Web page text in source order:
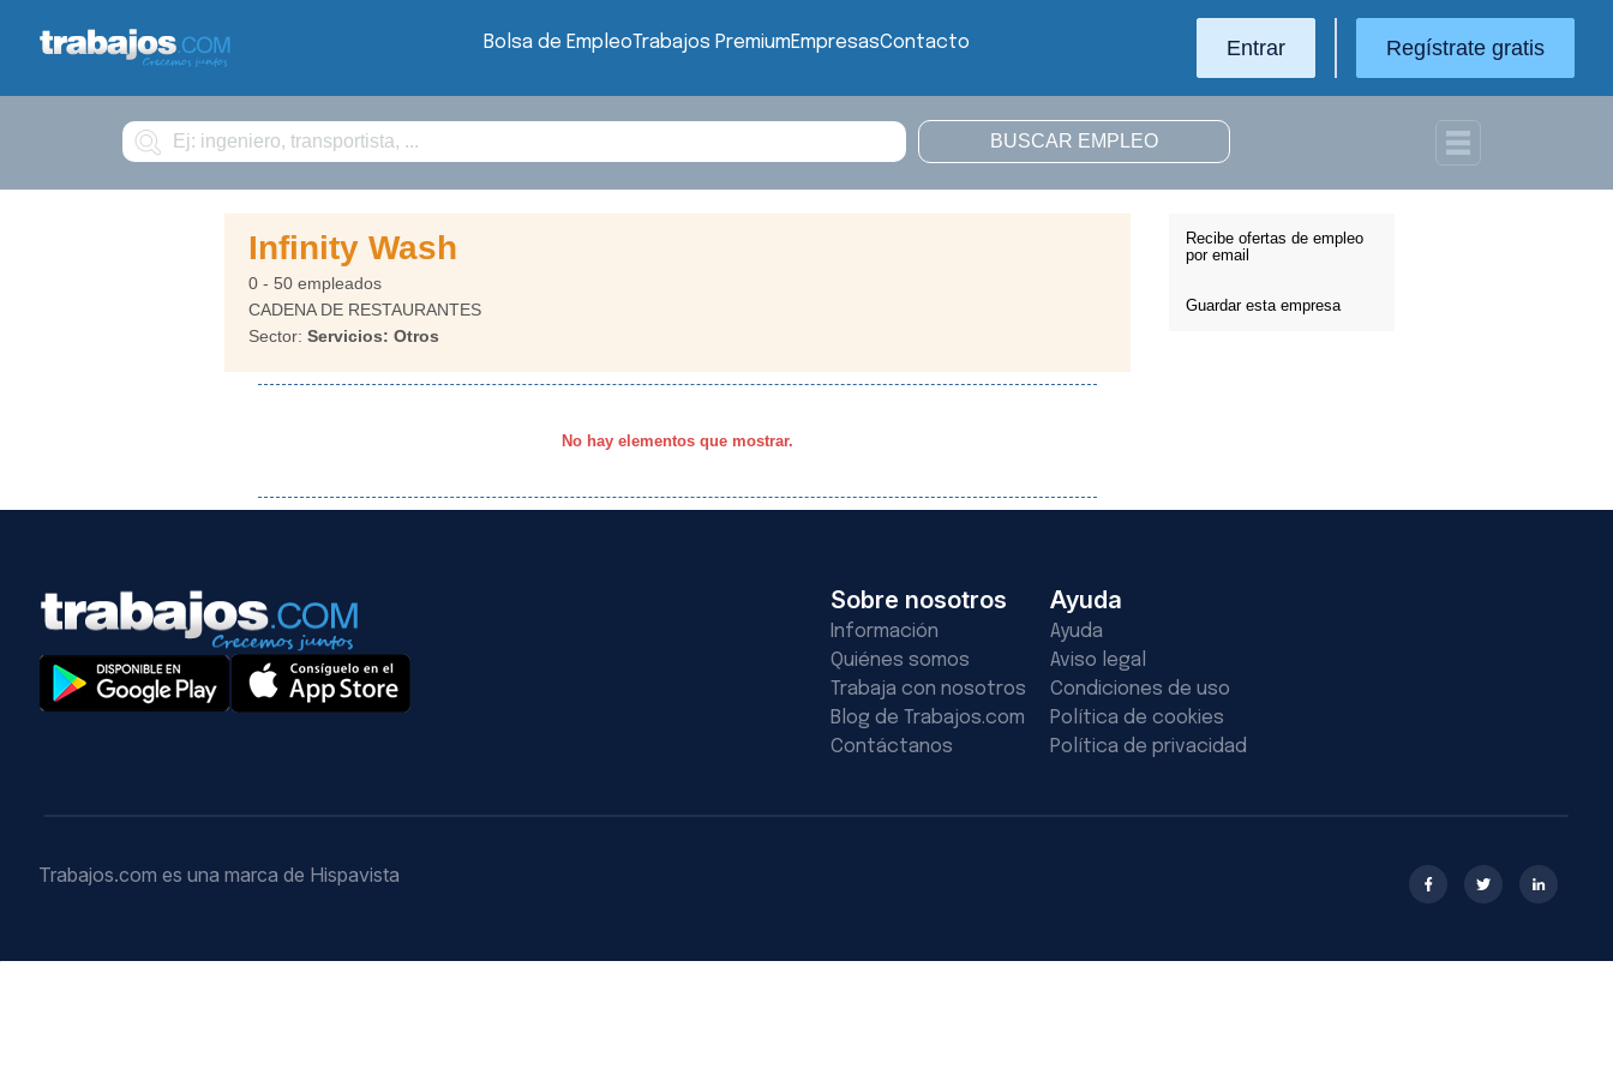
Bolsa de EmpleoTrabajos PremiumEmpresasContacto Entrar Regístrate gratis
Buscar
Recibe ofertas de empleo
por email
Guardar esta empresa
Infinity Wash
0 - 50 empleados
CADENA DE RESTAURANTES
Sector: Servicios: Otros
No hay elementos que mostrar.
Sobre nosotros
Información
Quiénes somos
Trabaja con nosotros
Blog de Trabajos.com
Contáctanos
Ayuda
Ayuda
Aviso legal
Condiciones de uso
Política de cookies
Política de privacidad
Trabajos.com es una marca de Hispavista